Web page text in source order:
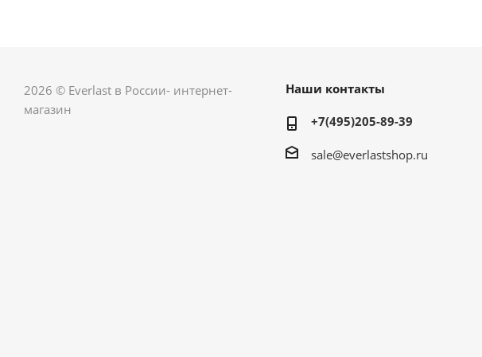
2026 © Everlast в России- интернет-
магазин
Наши контакты
+7(495)205-89-39
sale@everlastshop.ru